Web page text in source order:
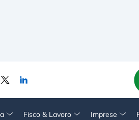
Fisco & Lavoro Imprese